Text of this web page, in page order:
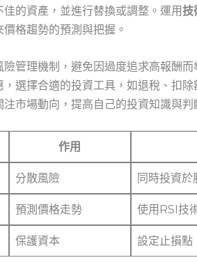
的資產，並進行替換或調整。運用技
格趨勢的預測與把握。
險管理機制，避免因過度追求高報酬而
，選擇合適的投資工具，如退稅、扣除
市場動向，提高自己的投資知識與判
作用
分散風險 同時投資於
預測價格走勢 使用RSI技
保護資本 設定止損點